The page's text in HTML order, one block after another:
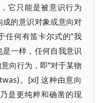
它只能是被意识行为
的意识对象或意向对
任何有笛卡尔式的“我
一样，任何自我意识
向行为，即“对于某物
。[xi] 这种由意向
是更纯粹和确凿的现